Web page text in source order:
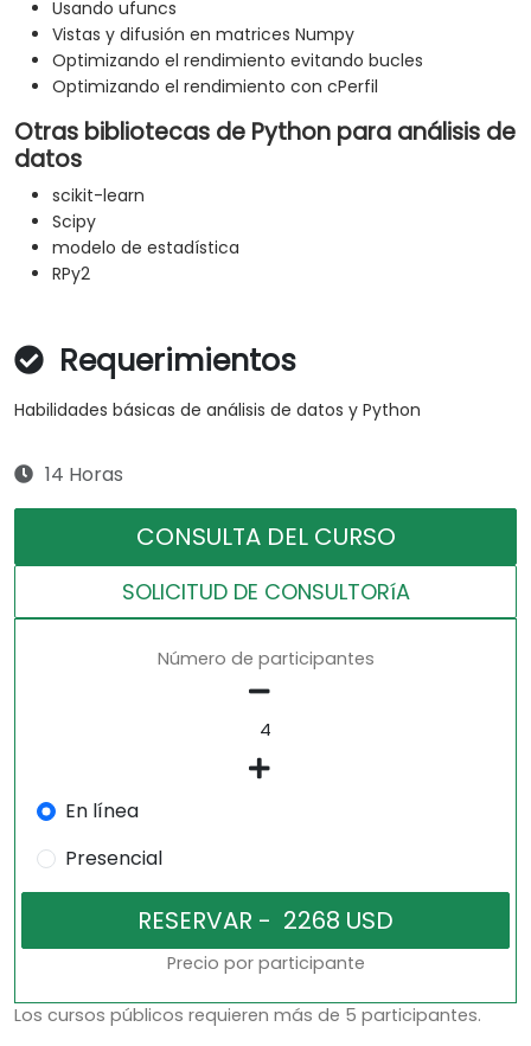
Usando ufuncs
Vistas y difusión en matrices Numpy
Optimizando el rendimiento evitando bucles
Optimizando el rendimiento con cPerfil
Otras bibliotecas de Python para análisis de
datos
scikit-learn
Scipy
modelo de estadística
RPy2
Requerimientos
Habilidades básicas de análisis de datos y Python
14 Horas
CONSULTA DEL CURSO
SOLICITUD DE CONSULTORíA
Número de participantes
En línea
Presencial
Precio por participante
Los cursos públicos requieren más de 5 participantes.